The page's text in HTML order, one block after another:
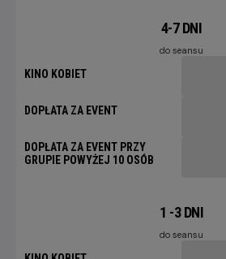
4-7 DNI
do seansu
KINO KOBIET
DOPŁATA ZA EVENT
DOPŁATA ZA EVENT PRZY
GRUPIE POWYŻEJ 10 OSÓB
1 -3 DNI
do seansu